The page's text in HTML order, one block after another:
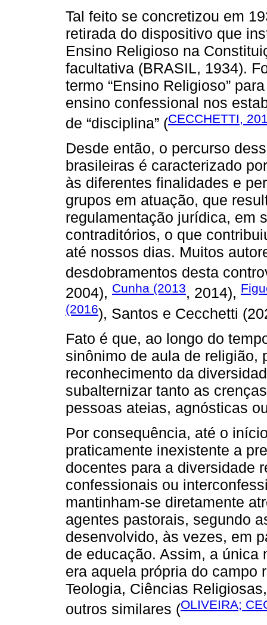
Tal feito se concretizou em
retirada do dispositivo que
Ensino Religioso na
facultativa (BRASIL, 1934).
termo “Ensino Religioso”
ensino confessional nos
de “disciplina” (CECCHETTI,
Desde então, o percurso
brasileiras é caracterizado
às diferentes finalidades e
grupos em atuação, que
regulamentação jurídica, em
contraditórios, o que
até nossos dias. Muitos
desdobramentos desta
2004), Cunha (2013, 2014),
(2016), Santos e Cecchetti
Fato é que, ao longo do
sinônimo de aula de religião,
reconhecimento da
subalternizar tanto as
pessoas ateias, agnósticas
Por consequência, até o
praticamente inexistente a
docentes para a diversidade
confessionais ou
mantinham-se diretamente
agentes pastorais, segundo
desenvolvido, às vezes, em
de educação. Assim, a única
era aquela própria do campo
Teologia, Ciências
outros similares (OLIVEIRA;